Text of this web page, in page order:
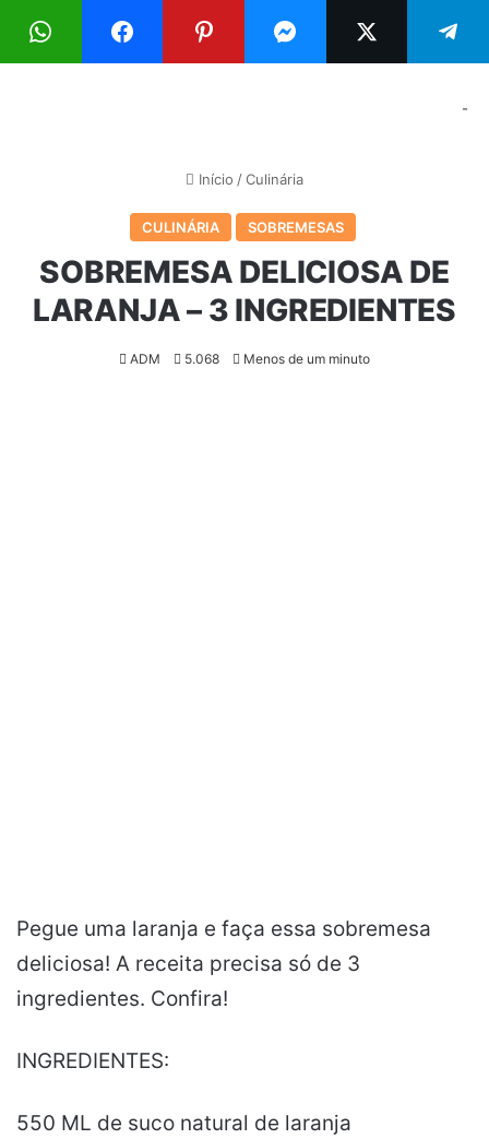
Menu
-
Início /Culinária
CULINÁRIA SOBREMESAS
SOBREMESA DELICIOSA DE
LARANJA – 3 INGREDIENTES
ADM 5.068 Menos de um minuto
Pegue uma laranja e faça essa sobremesa
deliciosa! A receita precisa só de 3
ingredientes. Confira!
INGREDIENTES:
550 ML de suco natural de laranja